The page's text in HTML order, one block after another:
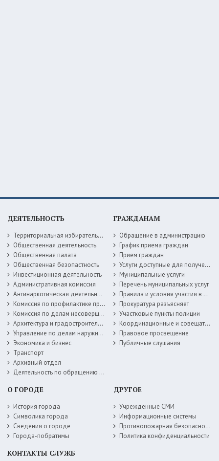
ДЕЯТЕЛЬНОСТЬ
Территориальная избирательная комиссия
Общественная деятельность
Общественная палата
Общественная безопастность
Инвестиционная деятельность
Административная комиссия
Антинаркотическая деятельность
Комиссия по профилактике правонарушений
Комиссия по делам несовершеннолетних
Архитектура и градостроительство
Управление по делам наружной рекламы
Экономика и бизнес
Транспорт
Архивный отдел
Деятельность по обращению с животными без владельцев
ГРАЖДАНАМ
Обращение в администрацию
График приема граждан
Прием граждан
Услуги доступные для получения в электронной форме
Муниципальные услуги
Перечень муниципальных услуг
Правила и условия участия в жилищных программах
Прокуратура разъясняет
Участковые пункты полиции
Координационные и совещательные органы
Правовое просвещение
Публичные слушания
О ГОРОДЕ
История города
Символика города
Сведения о городе
Города-побратимы
ДРУГОЕ
Учрежденные СМИ
Информационные системы
Противопожарная безопасность
Политика конфиденциальности
КОНТАКТЫ СЛУЖБ